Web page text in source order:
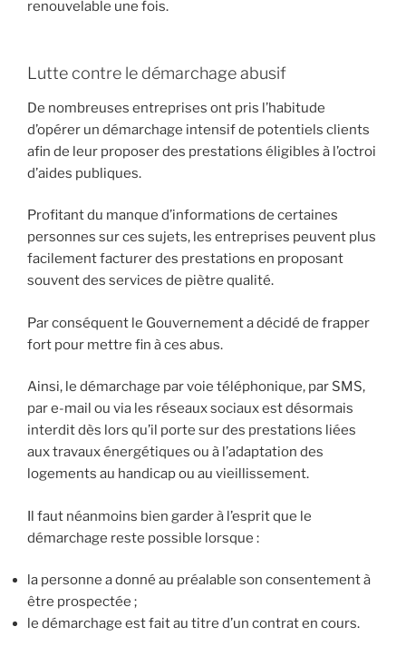
renouvelable une fois.
Lutte contre le démarchage abusif
De nombreuses entreprises ont pris l’habitude
d’opérer un démarchage intensif de potentiels clients
afin de leur proposer des prestations éligibles à l’octroi
d’aides publiques.
Profitant du manque d’informations de certaines
personnes sur ces sujets, les entreprises peuvent plus
facilement facturer des prestations en proposant
souvent des services de piètre qualité.
Par conséquent le Gouvernement a décidé de frapper
fort pour mettre fin à ces abus.
Ainsi, le démarchage par voie téléphonique, par SMS,
par e-mail ou via les réseaux sociaux est désormais
interdit dès lors qu’il porte sur des prestations liées
aux travaux énergétiques ou à l’adaptation des
logements au handicap ou au vieillissement.
Il faut néanmoins bien garder à l’esprit que le
démarchage reste possible lorsque :
la personne a donné au préalable son consentement à
être prospectée ;
le démarchage est fait au titre d’un contrat en cours.